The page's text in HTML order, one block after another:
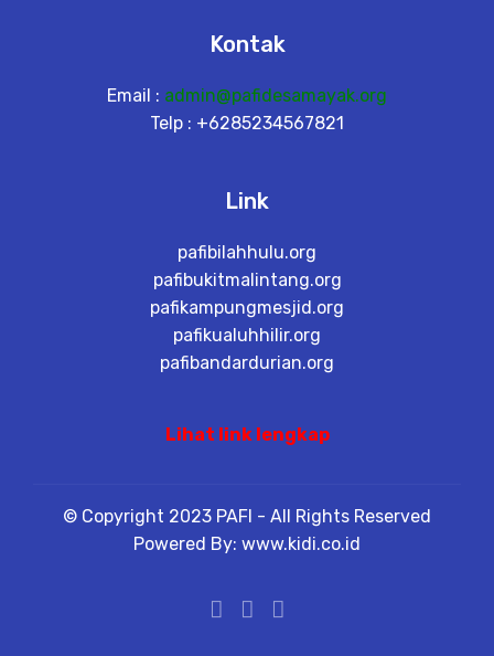
Kontak
Email : admin@pafidesamayak.org
Telp : +6285234567821
Link
pafibilahhulu.org
pafibukitmalintang.org
pafikampungmesjid.org
pafikualuhhilir.org
pafibandardurian.org
Lihat link lengkap
© Copyright 2023 PAFI - All Rights Reserved
Powered By: www.kidi.co.id